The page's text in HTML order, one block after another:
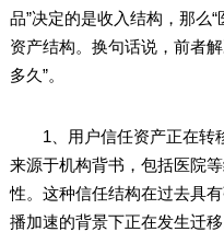
品”决定的是收入结构，那么
资产结构。换句话说，前者
多久”。
1、用户信任资产正在转
来源于机构背书，包括医院
性。这种信任结构在过去具
播加速的背景下正在发生迁